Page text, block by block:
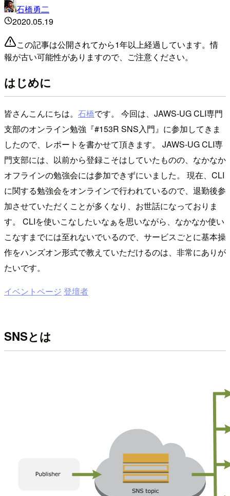
石橋勇二
2020.05.19
この記事は公開されてから1年以上経過しています。情
報が古い可能性がありますので、ご注意ください。
はじめに
皆さんこんにちは。 石橋です。 今回は、JAWS-UG CLI専門
支部のオンライン勉強『#153R SNS入門』に参加してきま
したので、レポートを書かせて頂きます。 JAWS-UG CLI専
門支部には、以前から登録こそはしていたものの、なかなか
オフラインの勉強会には参加できずにいました。 現在、CLI
に関する勉強会をオンラインで行われているので、退勤後参
加させていただくことが多くなり、お世話になっておりま
す。 CLIを使いこなしたいなぁを思いながら、なかなか使い
こなすまでには至れないでいるので、サービスごとに基本操
作をハンズオン形式で教えていただけるのは、非常にありが
たいです。
イベントページ 登壇者
SNSとは